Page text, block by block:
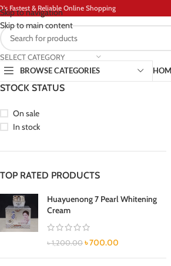
Skip to navigation
Skip to main content
Fastest & Reliable Online Shopping
SELECT CATEGORY
BROWSE CATEGORIES
STOCK STATUS
On sale
In stock
TOP RATED PRODUCTS
Huayuenong 7 Pearl Whitening
Cream
৳1,200.00 ৳700.00